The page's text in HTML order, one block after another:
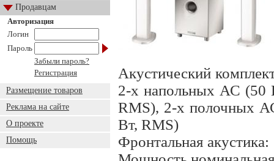
Продавцам
Авторизация
Логин
Пароль
Забыли пароль?
Регистрация
Размещение товаров
Реклама на сайте
О проекте
Помощь
Акустический
2-х напольных АС (50
RMS), 2-х полочных
Вт, RMS)
Фронтальная акустика: